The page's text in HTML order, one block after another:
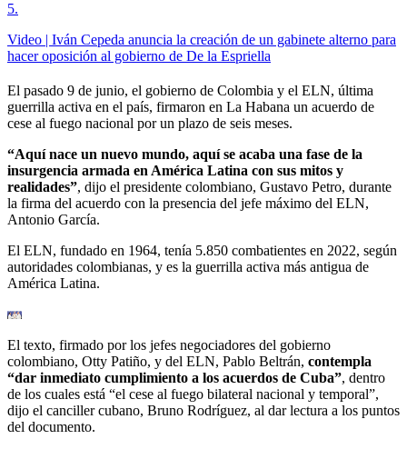
5.
Video | Iván Cepeda anuncia la creación de un gabinete alterno para
hacer oposición al gobierno de De la Espriella
El pasado 9 de junio, el gobierno de Colombia y el ELN, última
guerrilla activa en el país, firmaron en La Habana un acuerdo de
cese al fuego nacional por un plazo de seis meses.
“Aquí nace un nuevo mundo, aquí se acaba una fase de la
insurgencia armada en América Latina con sus mitos y
realidades”, dijo el presidente colombiano, Gustavo Petro, durante
la firma del acuerdo con la presencia del jefe máximo del ELN,
Antonio García.
El ELN, fundado en 1964, tenía 5.850 combatientes en 2022, según
autoridades colombianas, y es la guerrilla activa más antigua de
América Latina.
El texto, firmado por los jefes negociadores del gobierno
colombiano, Otty Patiño, y del ELN, Pablo Beltrán, contempla
“dar inmediato cumplimiento a los acuerdos de Cuba”, dentro
de los cuales está “el cese al fuego bilateral nacional y temporal”,
dijo el canciller cubano, Bruno Rodríguez, al dar lectura a los puntos
del documento.